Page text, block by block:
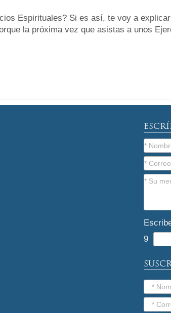
Espirituales? Si es así, te voy a
la próxima vez que asistas a unos
9